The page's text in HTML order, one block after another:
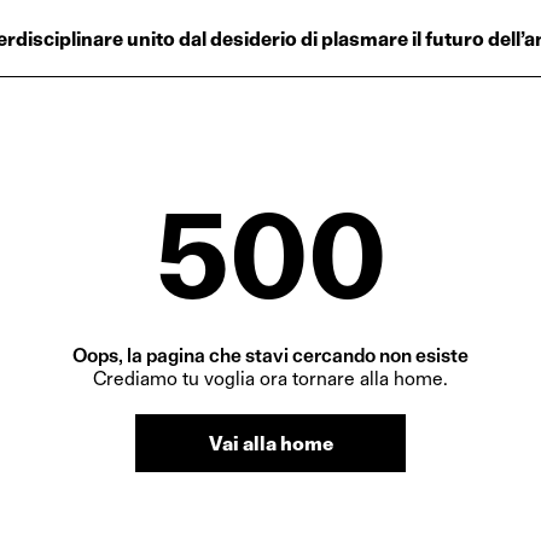
unito dal desiderio di plasmare il futuro
Progetti
Plus
500
Oops, la pagina che stavi cercando non esiste
Crediamo tu voglia ora tornare alla home.
Vai alla home